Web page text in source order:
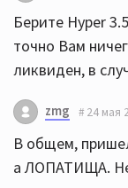
Берите Hyper
точно Вам
ликвиден, в
zmg 24 мая
В общем,
а ЛОПАТИЩА. Не